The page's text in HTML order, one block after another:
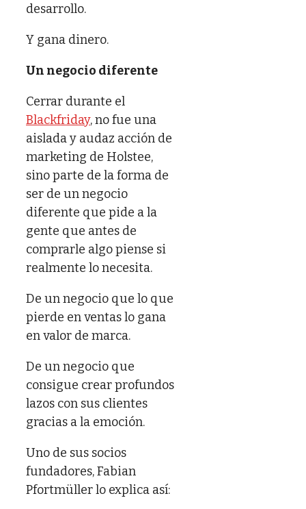
desarrollo.
Y gana dinero.
Un negocio diferente
Cerrar durante el
Blackfriday, no fue una
aislada y audaz acción de
marketing de Holstee,
sino parte de la forma de
ser de un negocio
diferente que pide a la
gente que antes de
comprarle algo piense si
realmente lo necesita.
De un negocio que lo que
pierde en ventas lo gana
en valor de marca.
De un negocio que
consigue crear profundos
lazos con sus clientes
gracias a la emoción.
Uno de sus socios
fundadores, Fabian
Pfortmüller lo explica así: